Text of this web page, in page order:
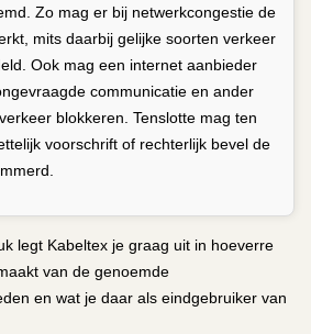
Zo mag er bij netwerkcongestie de
mits daarbij gelijke soorten verkeer
Ook mag een internet aanbieder
communicatie en ander
blokkeren. Tenslotte mag ten
voorschrift of rechterlijk bevel de
legt Kabeltex je graag uit in hoeverre
van de genoemde
en wat je daar als eindgebruiker van